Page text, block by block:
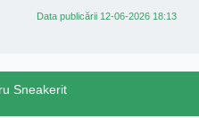
Data publicării 12-06-2026 18:13
Sneakerit